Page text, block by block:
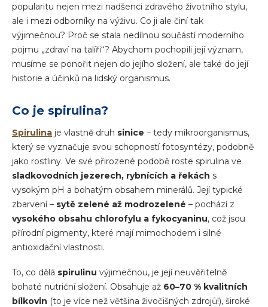
popularitu nejen mezi nadšenci zdravého životního stylu,
ale i mezi odborníky na výživu. Co ji ale činí tak
výjimečnou? Proč se stala nedílnou součástí moderního
pojmu „zdraví na talíři“? Abychom pochopili její význam,
musíme se ponořit nejen do jejího složení, ale také do její
historie a účinků na lidský organismus.
Co je spirulina?
Spirulina je vlastně druh sinice – tedy mikroorganismus,
který se vyznačuje svou schopností fotosyntézy, podobně
jako rostliny. Ve své přirozené podobě roste spirulina ve
sladkovodních jezerech, rybnících a řekách s
vysokým pH a bohatým obsahem minerálů. Její typické
zbarvení – sytě zelené až modrozelené – pochází z
vysokého obsahu chlorofylu a fykocyaninu, což jsou
přírodní pigmenty, které mají mimochodem i silné
antioxidační vlastnosti.
To, co dělá spirulinu výjimečnou, je její neuvěřitelně
bohaté nutriční složení. Obsahuje až 60–70 % kvalitních
bílkovin (to je více než většina živočišných zdrojů!), široké